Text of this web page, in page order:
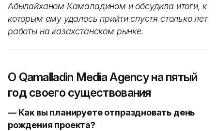
Абылайханом Камаладином и обсудила итоги, к
которым ему удалось прийти спустя столько лет
работы на казахстанском рынке.
О Qamalladin Media Agency на пятый
год своего существования
— Как вы планируете отпраздновать день
рождения проекта?